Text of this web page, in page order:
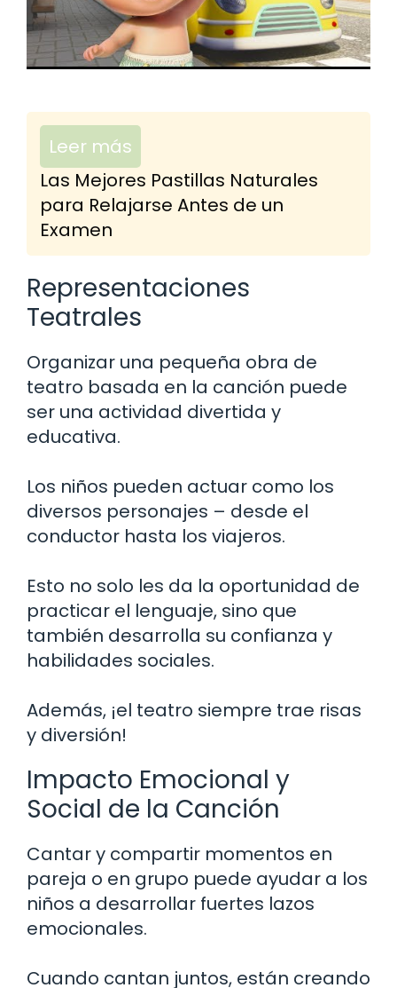
Leer más
Las Mejores Pastillas Naturales
para Relajarse Antes de un
Examen
Representaciones
Teatrales
Organizar una pequeña obra de
teatro basada en la canción puede
ser una actividad divertida y
educativa.
Los niños pueden actuar como los
diversos personajes – desde el
conductor hasta los viajeros.
Esto no solo les da la oportunidad de
practicar el lenguaje, sino que
también desarrolla su confianza y
habilidades sociales.
Además, ¡el teatro siempre trae risas
y diversión!
Impacto Emocional y
Social de la Canción
Cantar y compartir momentos en
pareja o en grupo puede ayudar a los
niños a desarrollar fuertes lazos
emocionales.
Cuando cantan juntos, están creando